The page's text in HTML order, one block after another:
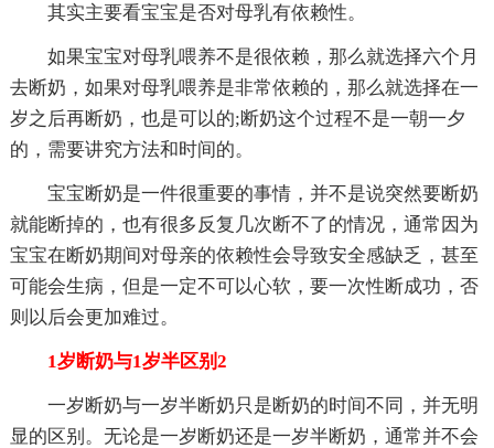
其实主要看宝宝是否对母乳有依赖性。
如果宝宝对母乳喂养不是很依赖，那么就选择六个月
去断奶，如果对母乳喂养是非常依赖的，那么就选择在一
岁之后再断奶，也是可以的;断奶这个过程不是一朝一夕
的，需要讲究方法和时间的。
宝宝断奶是一件很重要的事情，并不是说突然要断奶
就能断掉的，也有很多反复几次断不了的情况，通常因为
宝宝在断奶期间对母亲的依赖性会导致安全感缺乏，甚至
可能会生病，但是一定不可以心软，要一次性断成功，否
则以后会更加难过。
1岁断奶与1岁半区别2
一岁断奶与一岁半断奶只是断奶的时间不同，并无明
显的区别。无论是一岁断奶还是一岁半断奶，通常并不会